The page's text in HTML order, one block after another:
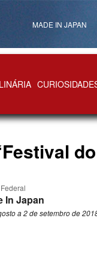
MADE IN JAPAN
In Japan
a 2 de setembro de